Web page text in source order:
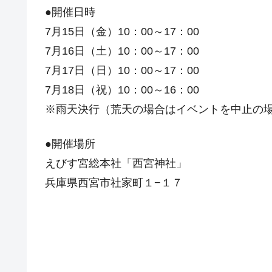
●開催日時
7月15日（金）10：00～17：00
7月16日（土）10：00～17：00
7月17日（日）10：00～17：00
7月18日（祝）10：00～16：00
※雨天決行（荒天の場合はイベントを中止の場
●開催場所
えびす宮総本社「西宮神社」
兵庫県西宮市社家町１−１７